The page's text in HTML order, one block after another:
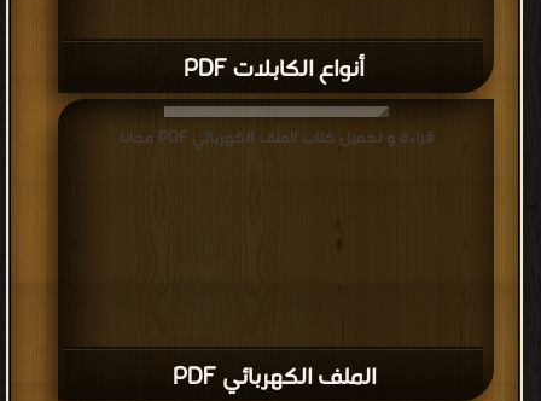
أنواع الكابلات PDF
الملف الكهربائي PDF
قراءة و تحميل كتاب الملف الكهربائي PDF مجانا